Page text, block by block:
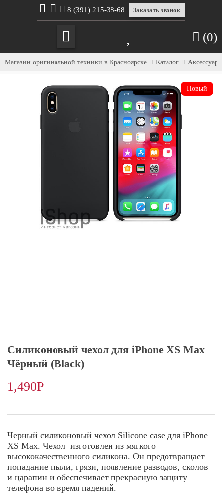
8 (391) 215-38-68 Заказать звонок
(0)
Магазин оригинальной техники в Красноярске Каталог Аксессуары
Силиконовый чехол для iPhone XS Max
Чёрный (Black)
1,490Р
Черный силиконовый чехол Silicone case для iPhone
XS Max. Чехол изготовлен из мягкого
высококачественного силикона. Он предотвращает
попадание пыли, грязи, появление разводов, сколов
и царапин и обеспечивает прекрасную защиту
телефона во время падений.